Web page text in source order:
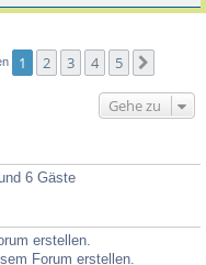
1 2 3 4 5
Gehe zu
6 Gäste
erstellen.
Forum erstellen.